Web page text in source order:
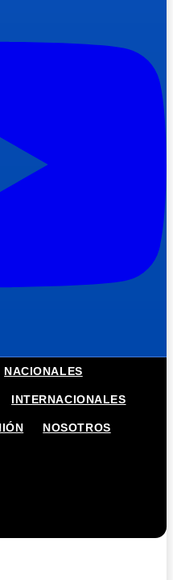
NACIONALES
INTERNACIONALES
NOSOTROS